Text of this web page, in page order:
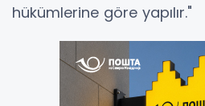
hükümlerine göre yapılır."